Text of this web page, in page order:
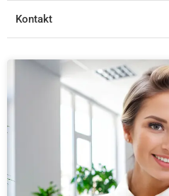
Kontakt